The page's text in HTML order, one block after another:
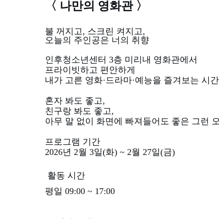
〈 나만의 영화관 〉
불 꺼지고, 스크린 켜지고,
오늘의 주인공은 너의 취향
인후청소년센터 3층 미리내 영화관에서
프라이빗하고 편안하게
내가 고른 영화·드라마·예능을 즐겨보는 시
혼자 봐도 좋고,
친구랑 봐도 좋고,
아무 말 없이 화면에 빠져들어도 좋은 그런
프로그램 기간
2026년 2월 3일(화) ~ 2월 27일(금)
활동 시간
평일 09:00 ~ 17:00